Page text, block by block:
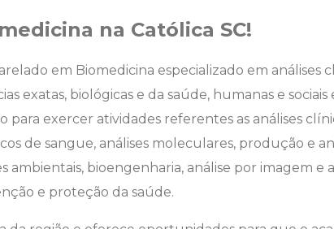
na Católica SC!
em Biomedicina especializado em análises
exatas, biológicas e da saúde, humanas e
para exercer atividades referentes as análises
de sangue, análises moleculares, produção e
ambientais, bioengenharia, análise por imagem e
e proteção da saúde.